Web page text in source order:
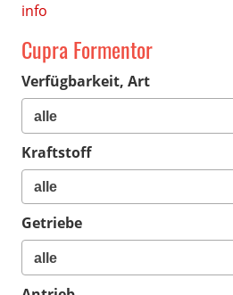
info
Cupra Formentor
Verfügbarkeit, Art
Kraftstoff
Getriebe